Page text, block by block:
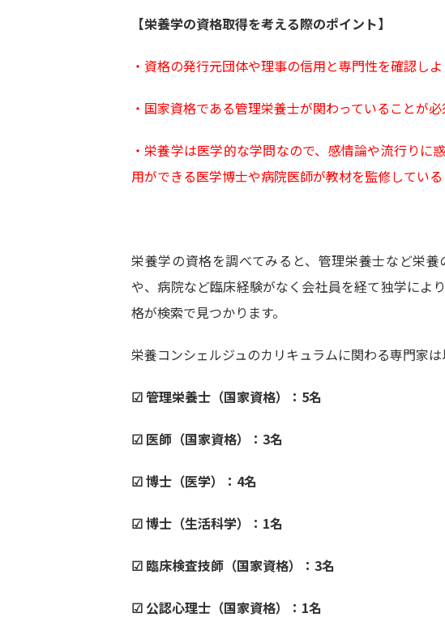
【栄養学の資格取得を考える際のポイント】
・資格の発行元団体や理事の信用と専門性を確認しよ
・国家資格である管理栄養士が関わっていることが必
・栄養学は医学的な学問なので、感情論や流行り
用ができる医学博士や病院医師が教材を監修している
栄養学の資格を調べてみると、管理栄養士など栄
や、病院など臨床経験がなく会社員を経て独学によ
格が検索で見つかります。
栄養コンシェルジュのカリキュラムに関わる専門家は
☑ 管理栄養士（国家資格）：5名
☑ 医師（国家資格）：3名
☑ 博士（医学）：4名
☑ 博士（生活科学）：1名
☑ 臨床検査技師（国家資格）：3名
☑ 公認心理士（国家資格）：1名